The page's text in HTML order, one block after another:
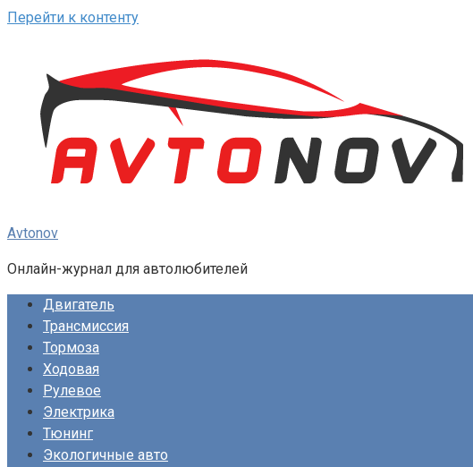
Перейти к контенту
Avtonov
Онлайн-журнал для автолюбителей
Двигатель
Трансмиссия
Тормоза
Ходовая
Рулевое
Электрика
Тюнинг
Экологичные авто